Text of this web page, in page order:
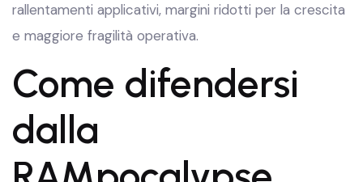
rallentamenti applicativi, margini ridotti per la crescita
e maggiore fragilità operativa.
Come difendersi
dalla